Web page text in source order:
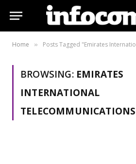
Home » Posts Tagged "Emirates
BROWSING: EMIRATES
INTERNATIONAL
TELECOMMUNICATIONS